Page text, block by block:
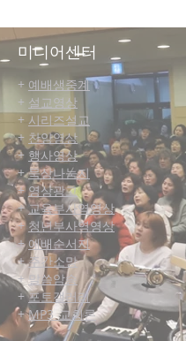
미디어센터
+ 예배생중계
+ 설교영상
+ 시리즈설교
+ 찬양영상
+행사영상
+묵상나눔지
+영상광고
+교육부사역영상
+청년부사역영상
+예배순서지
+주간소망
+말씀암송
+포토갤러리
+MP3_교회론